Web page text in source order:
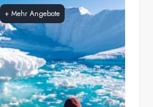
+ Mehr Angebote